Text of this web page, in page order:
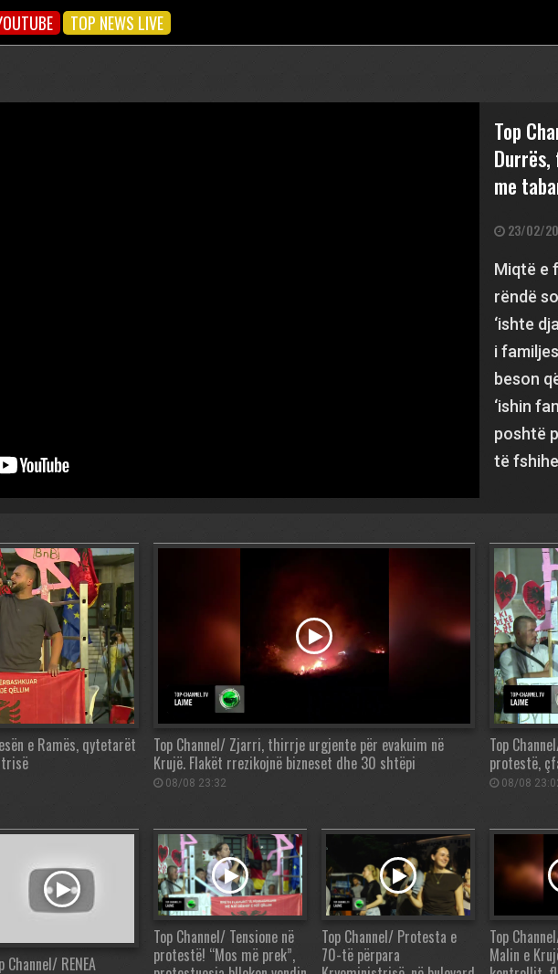
TOP NEWS LIVE
Top
me
23/02/
Miqtë e
rëndë
‘ishte
i
beson
‘ishin
poshtë
të
e Ramës, qytetarët
Top Channel/ Zjarri, thirrje urgjente për evakuim në
Krujë. Flakët rrezikojnë bizneset dhe 30 shtëpi
08/08 23:32
Top
protestë,
08/08
Channel/ RENEA
Top Channel/ Tensione në
protestë! “Mos më prek”,
Top Channel/ Protesta e
70-të përpara
Top
Malin e